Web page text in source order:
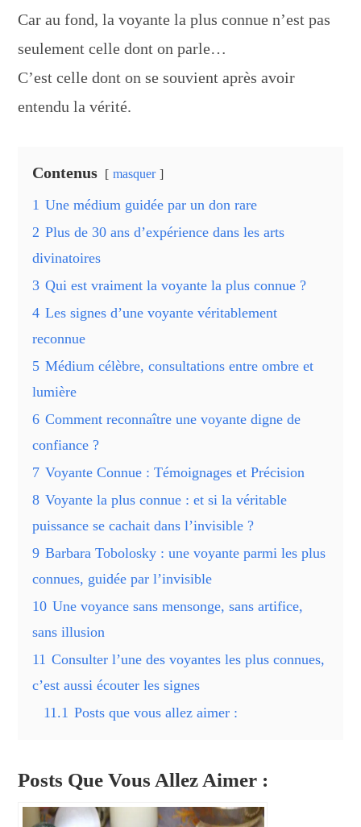
Car au fond, la voyante la plus connue n’est pas
seulement celle dont on parle…
C’est celle dont on se souvient après avoir
entendu la vérité.
Contenus masquer
1 Une médium guidée par un don rare
2 Plus de 30 ans d’expérience dans les arts
divinatoires
3 Qui est vraiment la voyante la plus connue ?
4 Les signes d’une voyante véritablement
reconnue
5 Médium célèbre, consultations entre ombre et
lumière
6 Comment reconnaître une voyante digne de
confiance ?
7 Voyante Connue : Témoignages et Précision
8 Voyante la plus connue : et si la véritable
puissance se cachait dans l’invisible ?
9 Barbara Tobolosky : une voyante parmi les plus
connues, guidée par l’invisible
10 Une voyance sans mensonge, sans artifice,
sans illusion
11 Consulter l’une des voyantes les plus connues,
c’est aussi écouter les signes
11.1 Posts que vous allez aimer :
Posts Que Vous Allez Aimer :